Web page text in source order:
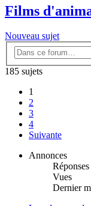
Films
Nouveau sujet
185 sujets
1
2
3
4
Suivante
Annonces
Réponses
Vues
Dernier